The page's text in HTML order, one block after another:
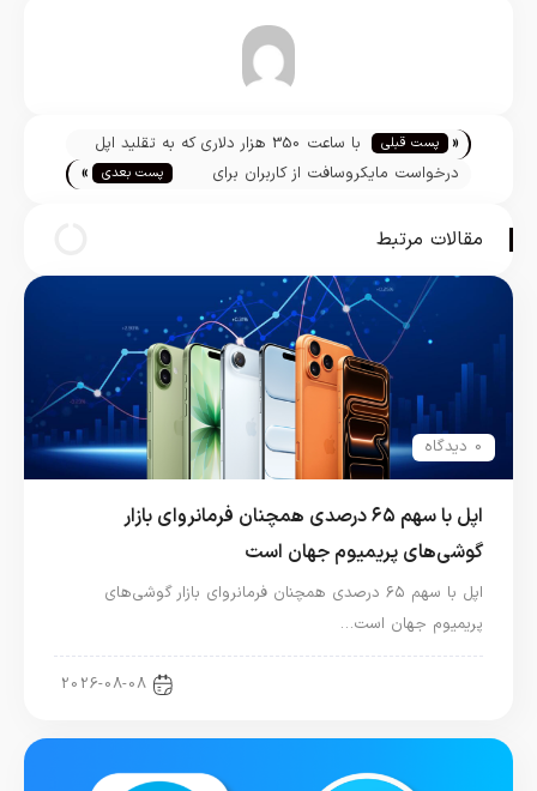
تیم تحریریه « پست قبلی
با ساعت 350 هزار دلاری که به تقلید اپل
واچ ساخته شده آشنا شوید
درخواست مایکروسافت از کاربران برای
پست بعدی »
مقالات مرتبط
0 دیدگاه
اپل با سهم ۶۵ درصدی همچنان فرمانروای بازار
گوشی‌های پریمیوم جهان است
اپل با سهم ۶۵ درصدی همچنان فرمانروای بازار گوشی‌های
پریمیوم جهان است…
2026-08-08